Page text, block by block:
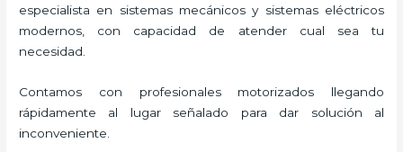
especialista en sistemas mecánicos y sistemas eléctricos
modernos, con capacidad de atender cual sea tu
necesidad.
Contamos con profesionales motorizados llegando
rápidamente al lugar señalado para dar solución al
inconveniente.